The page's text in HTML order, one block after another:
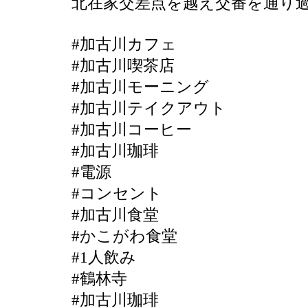
#加古川カフェ
#加古川喫茶店
#加古川モーニング
#加古川テイクアウト
#加古川コーヒー
#加古川珈琲
#電源
#コンセント
#加古川食堂
#かこがわ食堂
#1人飲み
#鶴林寺
#加古川珈琲